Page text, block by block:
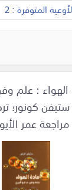
المتوفرة : 2
الهواء : علم
ستيفن كونور؛
عمر